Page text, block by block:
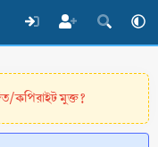
কপিরাইট মুক্ত?